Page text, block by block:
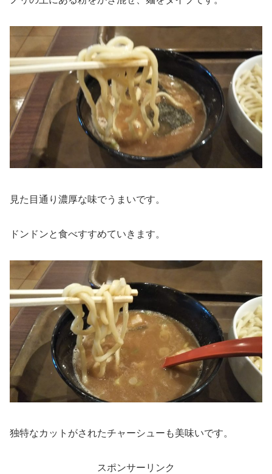
見た目通り濃厚な味でうまいです。
ドンドンと食べすすめていきます。
独特なカットがされたチャーシューも美味いです。
スポンサーリンク